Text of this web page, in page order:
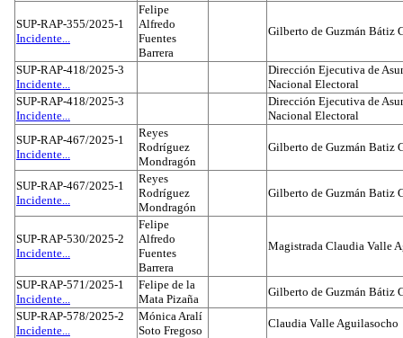
SUP-RAP-355/2025-1
Incidente...
Felipe
Alfredo
Fuentes
Barrera
Gilberto de Guzmán Bátiz
SUP-RAP-418/2025-3
Incidente...
Dirección Ejecutiva de
Nacional Electoral
SUP-RAP-418/2025-3
Incidente...
Dirección Ejecutiva de
Nacional Electoral
SUP-RAP-467/2025-1
Incidente...
Reyes
Rodríguez
Mondragón
Gilberto de Guzmán Batiz
SUP-RAP-467/2025-1
Incidente...
Reyes
Rodríguez
Mondragón
Gilberto de Guzmán Batiz
SUP-RAP-530/2025-2
Incidente...
Felipe
Alfredo
Fuentes
Barrera
Magistrada Claudia Valle
SUP-RAP-571/2025-1
Incidente...
Felipe de la
Mata Pizaña
Gilberto de Guzmán Bátiz
SUP-RAP-578/2025-2
Incidente...
Mónica Aralí
Soto Fregoso
Claudia Valle Aguilasocho